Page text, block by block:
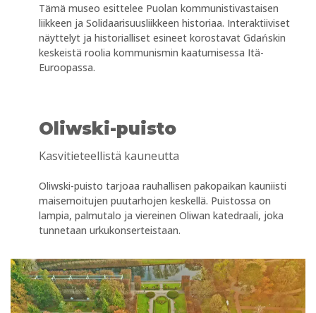
Tämä museo esittelee Puolan kommunistivastaisen
liikkeen ja Solidaarisuusliikkeen historiaa. Interaktiiviset
näyttelyt ja historialliset esineet korostavat Gdańskin
keskeistä roolia kommunismin kaatumisessa Itä-
Euroopassa.
Oliwski-puisto
Kasvitieteellistä kauneutta
Oliwski-puisto tarjoaa rauhallisen pakopaikan kauniisti
maisemoitujen puutarhojen keskellä. Puistossa on
lampia, palmutalo ja viereinen Oliwan katedraali, joka
tunnetaan urkukonserteistaan.